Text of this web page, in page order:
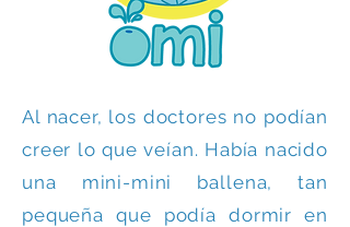
Al nacer, los doctores no podían
creer lo que veían. Había nacido
una mini-mini ballena, tan
pequeña que podía dormir en